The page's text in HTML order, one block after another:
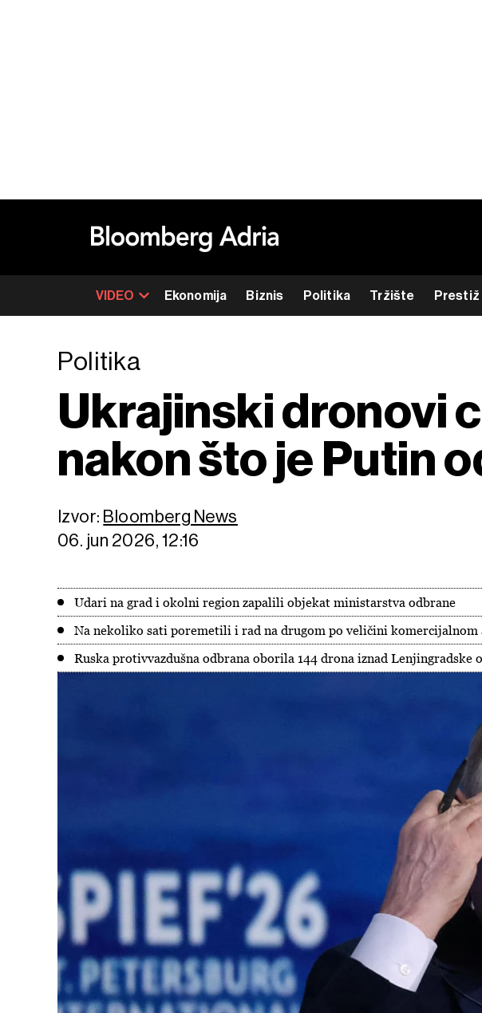
VIDEO Ekonomija Biznis Politika Tržište Prestiž
Politika
Ukrajinski dronovi
nakon što je Putin
Izvor: Bloomberg News
06. jun 2026, 12:16
Udari na grad i okolni region zapalili objekat ministarstva odbrane
Na nekoliko sati poremetili i rad na drugom po veličini komercijalnom
Ruska protivvazdušna odbrana oborila 144 drona iznad Lenjingradske